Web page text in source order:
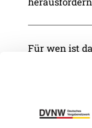
Für wen ist
Was